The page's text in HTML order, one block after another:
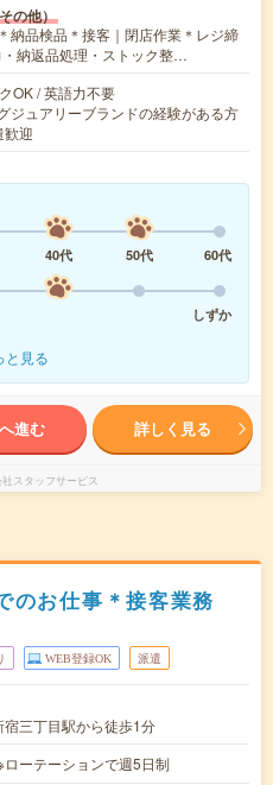
の他）
納品検品＊接客｜閉店作業＊レジ締
納返品処理・ストック整…
OK / 英語力不要
ュアリーブランドの経験がある方
迎
40代 50代
60代
しずか
と見る
進む 詳しく見る
スタッフサービス
のお仕事＊接客業務
WEB登録OK 派遣
三丁目駅から徒歩1分
ーテーションで週5日制